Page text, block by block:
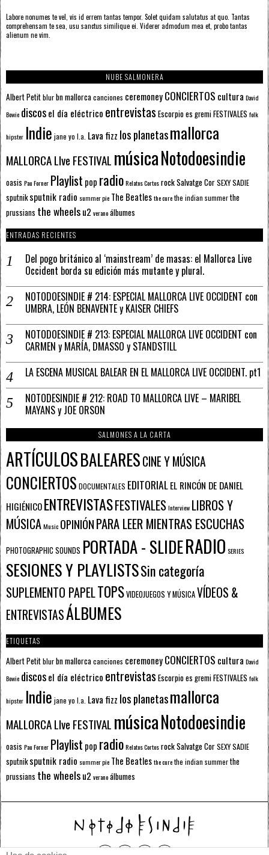
Labore nonumes te vel, vis id errem tantas tempor. Solet quidam salutatus at quo. Tantas
comprehensam te sea, usu sanctus similique ei. Viderer admodum mea et, probo tantas
alienum ne vim.
NUBE SALMONERA
Albert Petitblurbn mallorcacanciones ceremoneyCONCIERTOS cultura David
Bowie discosel día eléctrico entrevistas Escorpioes gremiFESTIVALES folk
hipster Indie jane yo l.a. Lava fizz los planetasmallorca
MALLORCA LIve FESTIVAL músicaNotodoesindie
oasis Pau Forner Playlist pop radioRelatos CortosrockSalvatge CorSEXY SADIE
sputnik sputnik radio summer pie The Beatlesthe curethe indian summerthe
prussians the wheelsu2 veranoálbumes
ENTRADAS RECIENTES
Del pogo británico al ‘mainstream’ de masas: el Mallorca Live
Occident borda su edición más mutante y plural.
NOTODOESINDIE # 214: ESPECIAL MALLORCA LIVE OCCIDENT con
UMBRA, LEÓN BENAVENTE y KAISER CHIEFS
NOTODOESINDIE # 213: ESPECIAL MALLORCA LIVE OCCIDENT con
CARMEN y MARÍA, DMASSO y STANDSTILL
LA ESCENA MUSICAL BALEAR EN EL MALLORCA LIVE OCCIDENT. pt1
NOTODESINDIE # 212: ROAD TO MALLORCA LIVE – MARIBEL
MAYANS y JOE ORSON
SALMONES A LA CARTA
ARTÍCULOSBALEARESCINE Y MÚSICA
CONCIERTOS DOCUMENTALES EDITORIALEL RINCÓN DE DANIEL
HIGIÉNICOENTREVISTASFESTIVALESInterview LIBROS Y
MÚSICAMusic OPINIÓNPARA LEER MIENTRAS ESCUCHAS
PHOTOGRAPHIC SOUNDS PORTADA - SLIDERADIO SERIES
SESIONES Y PLAYLISTSSin categoría
SUPLEMENTO PAPELTOPSVIDEOJUEGOS Y MÚSICAVÍDEOS &
ENTREVISTASÁLBUMES
ETIQUETAS
Albert Petitblurbn mallorcacanciones ceremoneyCONCIERTOS cultura David
Bowie discosel día eléctrico entrevistas Escorpioes gremiFESTIVALES folk
hipster Indie jane yo l.a. Lava fizz los planetasmallorca
MALLORCA LIve FESTIVAL músicaNotodoesindie
oasis Pau Forner Playlist pop radioRelatos CortosrockSalvatge CorSEXY SADIE
sputnik sputnik radio summer pie The Beatlesthe curethe indian summerthe
prussians the wheelsu2 veranoálbumes